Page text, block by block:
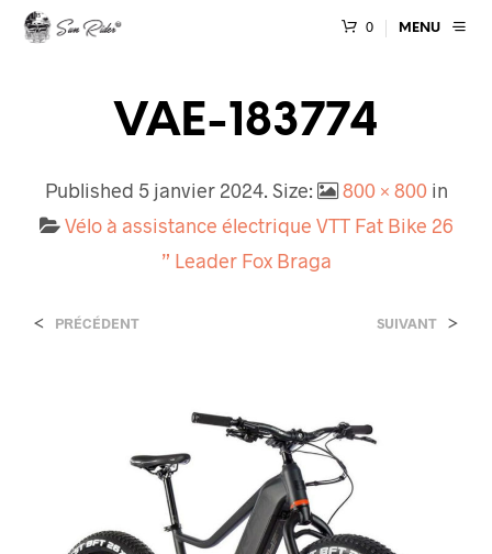
0 MENU
VAE-183774
Published 5 janvier 2024. Size: 800 × 800in
Vélo à assistance électrique VTT Fat Bike 26
” Leader Fox Braga
< PRÉCÉDENT SUIVANT >